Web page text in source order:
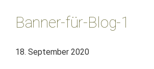
Banner-für-Blog‑1
18. September 2020